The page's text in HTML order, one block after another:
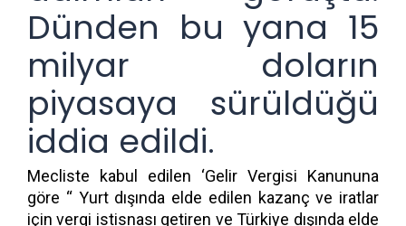
Dünden bu yana 15
milyar doların
piyasaya sürüldüğü
iddia edildi.
Mecliste kabul edilen ‘Gelir Vergisi Kanununa
göre “ Yurt dışında elde edilen kazanç ve iratlar
için vergi istisnası getiren ve Türkiye dışında elde